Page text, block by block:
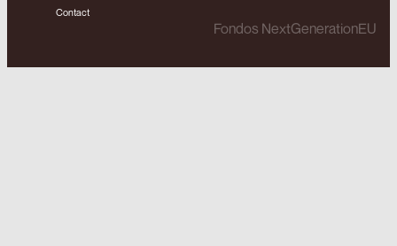
Contact
Fondos NextGenerationEU